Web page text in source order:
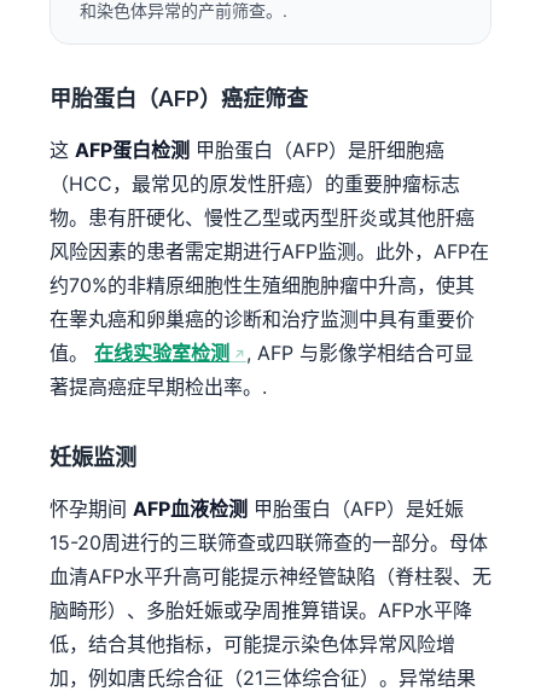
和染色体异常的产前筛查。.
甲胎蛋白（AFP）癌症筛查
这 AFP蛋白检测 甲胎蛋白（AFP）是肝细胞癌
（HCC，最常见的原发性肝癌）的重要肿瘤标志
物。患有肝硬化、慢性乙型或丙型肝炎或其他肝癌
风险因素的患者需定期进行AFP监测。此外，AFP在
约70%的非精原细胞性生殖细胞肿瘤中升高，使其
在睾丸癌和卵巢癌的诊断和治疗监测中具有重要价
值。 在线实验室检测
, AFP 与影像学相结合可显
著提高癌症早期检出率。.
妊娠监测
怀孕期间 AFP血液检测 甲胎蛋白（AFP）是妊娠
15-20周进行的三联筛查或四联筛查的一部分。母体
血清AFP水平升高可能提示神经管缺陷（脊柱裂、无
脑畸形）、多胎妊娠或孕周推算错误。AFP水平降
低，结合其他指标，可能提示染色体异常风险增
加，例如唐氏综合征（21三体综合征）。异常结果